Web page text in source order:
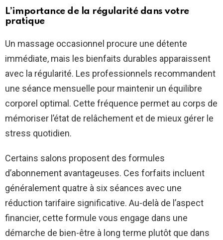
L’importance de la régularité dans votre
pratique
Un massage occasionnel procure une détente
immédiate, mais les bienfaits durables apparaissent
avec la régularité. Les professionnels recommandent
une séance mensuelle pour maintenir un équilibre
corporel optimal. Cette fréquence permet au corps de
mémoriser l’état de relâchement et de mieux gérer le
stress quotidien.
Certains salons proposent des formules
d’abonnement avantageuses. Ces forfaits incluent
généralement quatre à six séances avec une
réduction tarifaire significative. Au-delà de l’aspect
financier, cette formule vous engage dans une
démarche de bien-être à long terme plutôt que dans